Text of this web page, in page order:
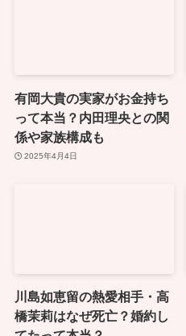
有岡大貴の実家がお金持ち
って本当？内田理央との関
係や家族構成も
2025年4月4日
川島如恵留の熱愛相手・高
橋茉莉はなぜ死亡？婚約し